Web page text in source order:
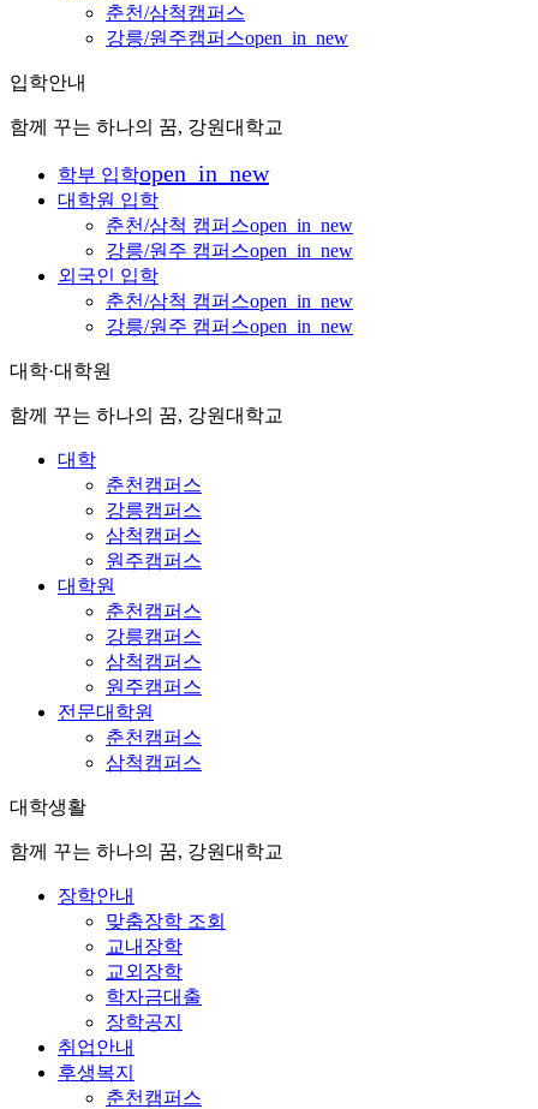
춘천/삼척캠퍼스
강릉/원주캠퍼스open_in_new
입학안내
함께 꾸는 하나의 꿈, 강원대학교
학부 입학open_in_new
대학원 입학
춘천/삼척 캠퍼스open_in_new
강릉/원주 캠퍼스open_in_new
외국인 입학
춘천/삼척 캠퍼스open_in_new
강릉/원주 캠퍼스open_in_new
대학·대학원
함께 꾸는 하나의 꿈, 강원대학교
대학
춘천캠퍼스
강릉캠퍼스
삼척캠퍼스
원주캠퍼스
대학원
춘천캠퍼스
강릉캠퍼스
삼척캠퍼스
원주캠퍼스
전문대학원
춘천캠퍼스
삼척캠퍼스
대학생활
함께 꾸는 하나의 꿈, 강원대학교
장학안내
맞춤장학 조회
교내장학
교외장학
학자금대출
장학공지
취업안내
후생복지
춘천캠퍼스